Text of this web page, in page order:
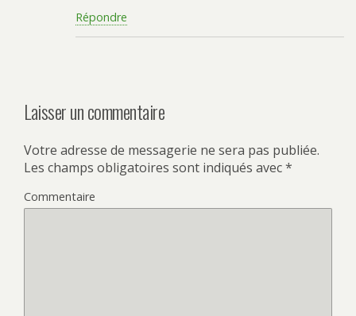
Répondre
Laisser un commentaire
Votre adresse de messagerie ne sera pas publiée.
Les champs obligatoires sont indiqués avec*
Commentaire